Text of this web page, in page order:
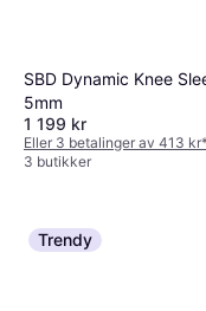
SBD Dynamic Knee
5mm
1 199 kr
Eller 3 betalinger av 413 kr*
3 butikker
Trendy